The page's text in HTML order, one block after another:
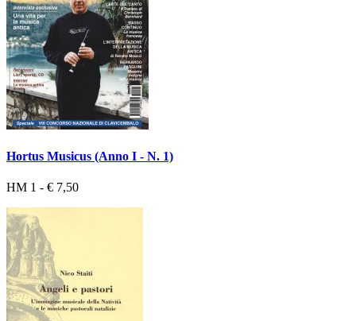
Hortus Musicus (Anno I - N. 1)
HM 1 - € 7,50